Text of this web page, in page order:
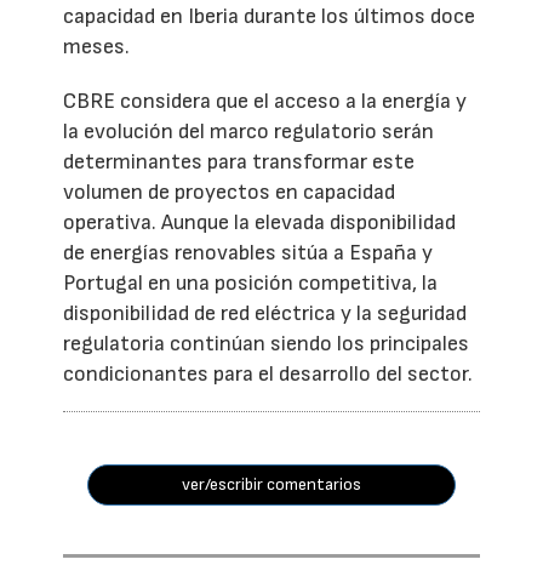
capacidad en Iberia durante los últimos doce
meses.
CBRE considera que el acceso a la energía y
la evolución del marco regulatorio serán
determinantes para transformar este
volumen de proyectos en capacidad
operativa. Aunque la elevada disponibilidad
de energías renovables sitúa a España y
Portugal en una posición competitiva, la
disponibilidad de red eléctrica y la seguridad
regulatoria continúan siendo los principales
condicionantes para el desarrollo del sector.
ver/escribir comentarios